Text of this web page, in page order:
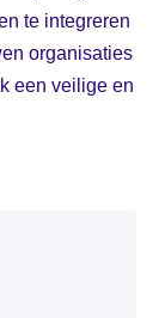
te integreren
organisaties
een veilige en